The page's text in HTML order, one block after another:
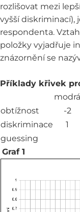
rozlišovat mezi
vyšší
respondenta.
položky vyjadřuje
znázornění se
Příklady křivek
modrá
obtížnost
-2
diskriminace
1
guessing
Graf 1